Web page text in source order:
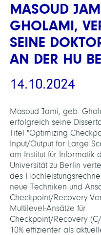
MASOUD
GHOLAMI,
SEINE
AN DER HU
14.10.2024
Masoud Jami, geb.
erfolgreich seine
Titel "Optimizing
Input/Output for Large
am Institut für Informatik
Universität zu Berlin
des
neue Techniken und
Checkpoint/Recovery-
Multilevel-Ansätze für
Checkpoint/Recovery
10% effizienter als